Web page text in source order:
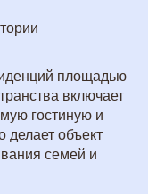
площадью
включает
гостиную и
делает объект
семей и